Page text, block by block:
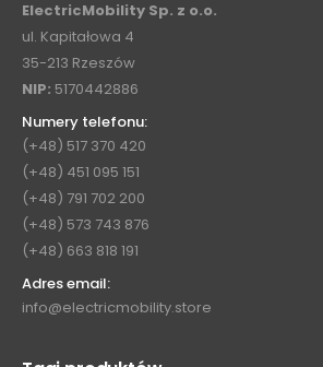
ElectricMobility Sp. z o.o.
ul. Kapitałowa 4
35-213 Rzeszów
NIP: 5170442886
Numery telefonu:
(+48) 517 370 420
(+48) 451 095 151
(+48) 791 702 200
(+48) 573 743 876
(+48) 663 818 191
Adres email:
info@electricmobility.store